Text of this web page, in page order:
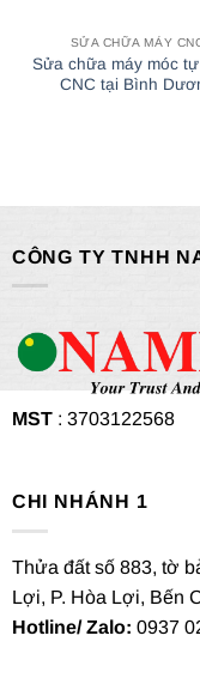
SỬA CHỮA MÁY
Sửa chữa máy móc
CNC tại Bình
CÔNG TY TNHH
MST: 3703122568
CHI NHÁNH 1
Thửa đất số 883, tờ
Lợi, P. Hòa Lợi, Bến
Hotline/ Zalo: 0937